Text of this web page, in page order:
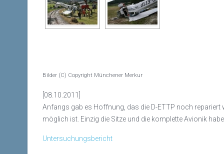
Bilder (C) Copyright Münchener Merkur
[08.10.2011]
Anfangs gab es Hoffnung, das die D-ETTP noch
möglich ist. Einzig die Sitze und die komplette Avionik
Untersuchungsbericht